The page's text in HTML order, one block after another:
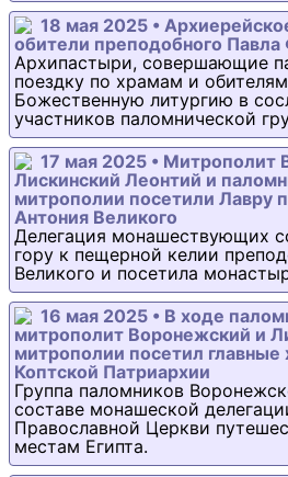
18 мая 2025 •
обители преподобного Павла
Архипастыри, совершающие
поездку по храмам и
Божественную литургию в
участников паломнической
17 мая 2025 • Митрополит
Лискинский Леонтий и
митрополии посетили Лавру
Антония Великого
Делегация монашествующих
гору к пещерной келии
Великого и посетила
16 мая 2025 • В ходе
митрополит Воронежский и
митрополии посетил
Коптской Патриархии
Группа паломников
составе монашеской
Православной Церкви
местам Египта.